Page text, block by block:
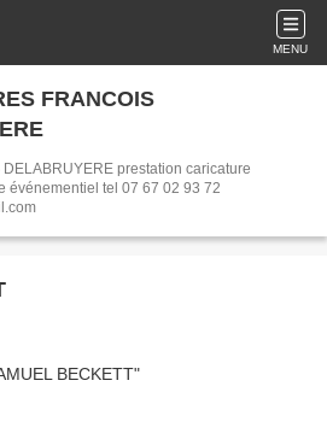
MENU
FRANCOIS
prestation caricature